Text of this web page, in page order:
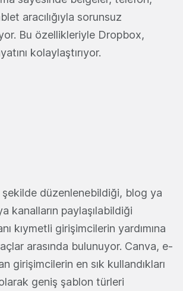
aracılığıyla sorunsuz
Bu özellikleriyle Dropbox,
kolaylaştırıyor.
şekilde düzenlenebildiği, blog ya
kanalların paylaşılabildiği
kıymetli girişimcilerin yardımına
arasında bulunuyor. Canva, e-
girişimcilerin en sık kullandıkları
geniş şablon türleri